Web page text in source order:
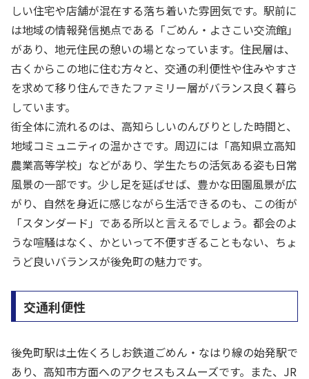
しい住宅や店舗が混在する落ち着いた雰囲気です。駅前に
は地域の情報発信拠点である「ごめん・よさこい交流館」
があり、地元住民の憩いの場となっています。住民層は、
古くからこの地に住む方々と、交通の利便性や住みやすさ
を求めて移り住んできたファミリー層がバランス良く暮ら
しています。
街全体に流れるのは、高知らしいのんびりとした時間と、
地域コミュニティの温かさです。周辺には「高知県立高知
農業高等学校」などがあり、学生たちの活気ある姿も日常
風景の一部です。少し足を延ばせば、豊かな田園風景が広
がり、自然を身近に感じながら生活できるのも、この街が
「スタンダード」である所以と言えるでしょう。都会のよ
うな喧騒はなく、かといって不便すぎることもない、ちょ
うど良いバランスが後免町の魅力です。
交通利便性
後免町駅は土佐くろしお鉄道ごめん・なはり線の始発駅で
あり、高知市方面へのアクセスもスムーズです。また、JR